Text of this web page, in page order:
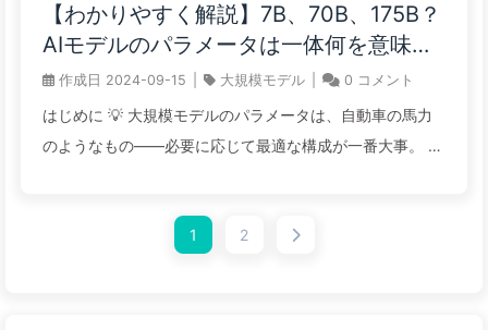
た製品を作り、手頃な価格で提供し、使用者を引き付け、
最終的に巨額の利益を手に入れるというモデルです。 私た
ちがAIを受け入れる理由は、それが前例のない「認知のシ
ョートカット」を提供しているからです。しかし、この
「急行列車」は、大多数の人々にとって、終着点が必ずし
【わかりやすく解説】7B、70B、175B？
AIモデルのパラメータは一体何を意味す
るのか？企業はどの大規模モデルを選ぶ
べきか？——ゆっくり学ぶAI142
作成日 2024-09-15 大規模モデル 0 コメント
はじめに 💡 大規模モデルのパラメータは、自動車の馬力
のようなもの——必要に応じて最適な構成が一番大事。 🎯
タベースは辞書を引く作業であり、大規模モデルは作家を
1 2